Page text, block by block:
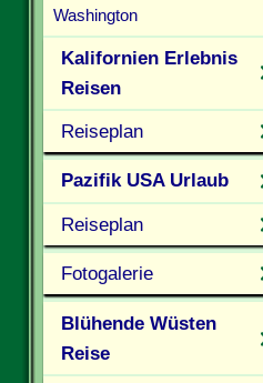
Washington
Kalifornien Erlebnis
Reisen
Reiseplan
Pazifik USA Urlaub
Reiseplan
Fotogalerie
Blühende Wüsten
Reise